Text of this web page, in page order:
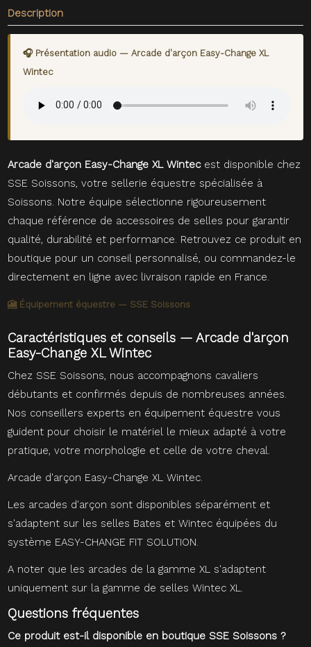
Description
🎧 Présentation audio — Arcade d'arçon Easy-Change XL
Wintec
Arcade d'arçon Easy-Change XL Wintecest disponible chez
SSE Soissons, votre sellerie équestre spécialisée à
Soissons. Notre équipe sélectionne rigoureusement
chaque référence de accessoires de selles pour garantir
qualité, durabilité et performance. Retrouvez ce produit en
boutique pour un conseil personnalisé, ou commandez-le
directement en ligne avec livraison rapide en France.
🎦 Équipement équestre — SSE Soissons
Caractéristiques et conseils — Arcade d'arçon
Easy-Change XL Wintec
Chez SSE Soissons, nous accompagnons cavaliers
débutants et confirmés depuis de nombreuses années.
Nos conseillers experts en équipement équestre vous
guident pour choisir le matériel le mieux adapté à votre
pratique, votre morphologie et celle de votre cheval.
Arcade d'arçon Easy-Change XL Wintec.
Les arcades d'arçon sont disponibles séparément et
s'adaptent sur les selles Bates et Wintec équipées du
système EASY-CHANGE FIT SOLUTION.
A noter que les arcades de la gamme XL s'adaptent
uniquement sur la gamme de selles Wintec XL.
Questions fréquentes
Ce produit est-il disponible en boutique SSE Soissons ?